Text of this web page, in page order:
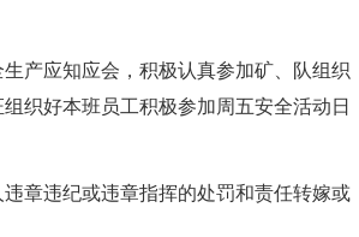
产应知应会，积极认真参加矿、队组织
织好本班员工积极参加周五安全活动日
章违纪或违章指挥的处罚和责任转嫁或